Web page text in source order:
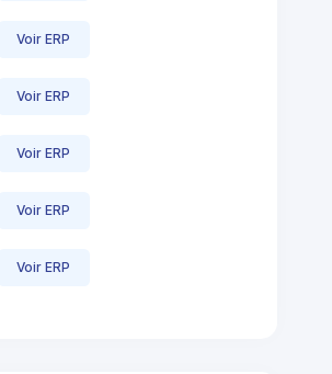
Voir ERP
Voir ERP
Voir ERP
Voir ERP
Voir ERP